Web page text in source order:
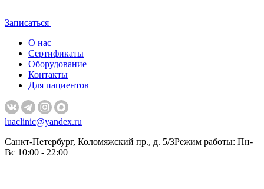
Записаться
О нас
Сертификаты
Оборудование
Контакты
Для пациентов
luaclinic@yandex.ru
Санкт-Петербург, Коломяжский пр., д. 5/3Режим работы: Пн-
Вс 10:00 - 22:00